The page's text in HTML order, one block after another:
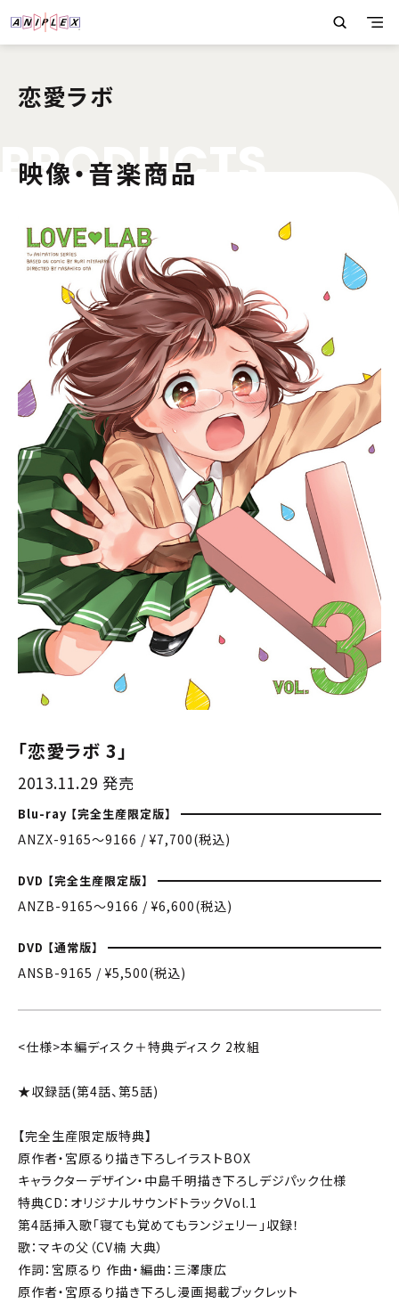
恋愛ラボ
PRODUC
映像・音楽商品
「恋愛ラボ 3」
2013.11.29 発売
Blu-ray 【完全生産限定版】
ANZX-9165〜9166 / ¥7,700(税込)
DVD 【完全生産限定版】
ANZB-9165〜9166 / ¥6,600(税込)
DVD 【通常版】
ANSB-9165 / ¥5,500(税込)
<仕様>本編ディスク＋特典ディスク 2枚組
★収録話(第4話、第5話)
【完全生産限定版特典】
原作者・宮原るり描き下ろしイラストBOX
キャラクターデザイン・中島千明描き下ろしデジパック仕様
特典CD：オリジナルサウンドトラックVol.1
第4話挿入歌「寝ても覚めてもランジェリー」収録！
歌：マキの父（CV楠 大典）
作詞：宮原るり 作曲・編曲：三澤康広
原作者・宮原るり描き下ろし漫画掲載ブックレット